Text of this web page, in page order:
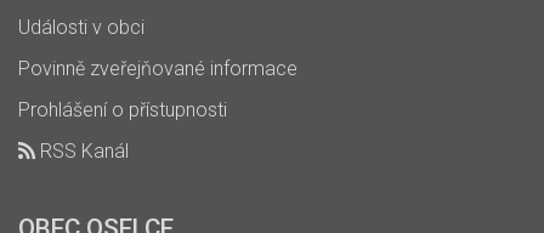
Události v obci
Povinně zveřejňované informace
Prohlášení o přístupnosti
RSS Kanál